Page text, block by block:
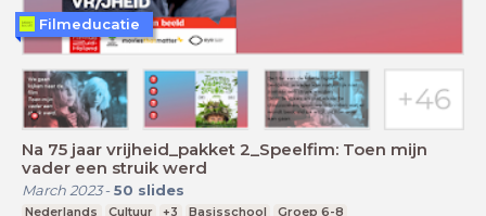
Na 75 jaar vrijheid_pakket 2_Speelfim: Toen mijn
vader een struik werd
March 2023- 50 slides
Nederlands Cultuur +3 Basisschool Groep 6-8
Filmeducatie